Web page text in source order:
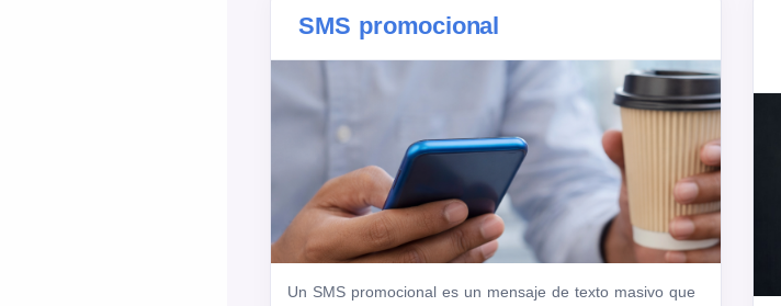
SMS promocional
Un SMS promocional es un mensaje de texto masivo que